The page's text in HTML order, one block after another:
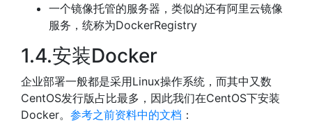
一个镜像托管的服务器，类似的还有阿里云镜像
服务，统称为DockerRegistry
1.4.安装Docker
企业部署一般都是采用Linux操作系统，而其中又数
CentOS发行版占比最多，因此我们在CentOS下安装
Docker。 参考之前资料中的文档 ：